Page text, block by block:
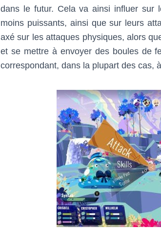
dans le futur. Cela va ainsi influer sur
moins puissants, ainsi que sur leurs
axé sur les attaques physiques, alors
et se mettre à envoyer des boules de
correspondant, dans la plupart des cas,